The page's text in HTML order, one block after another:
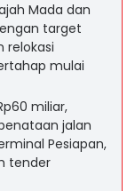
Mada dan
target
relokasi
mulai
miliar,
jalan
Pesiapan,
tender